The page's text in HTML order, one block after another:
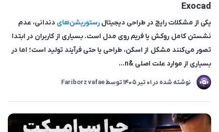
Exocad
یکی از مشکلات رایج در طراحی دیجیتال رستوریشن‌های دندانی، عدم
نشستن کامل روکش یا فریم روی مدل است. بسیاری از کاربران در ابتدا
تصور می‌کنند مشکل از اسکن، طراحی یا حتی فرآیند تولید است؛ اما در
بسیاری از موارد علت اصلی &n...
نوشته شده در01 تير 1405 توسطFariborz vafae